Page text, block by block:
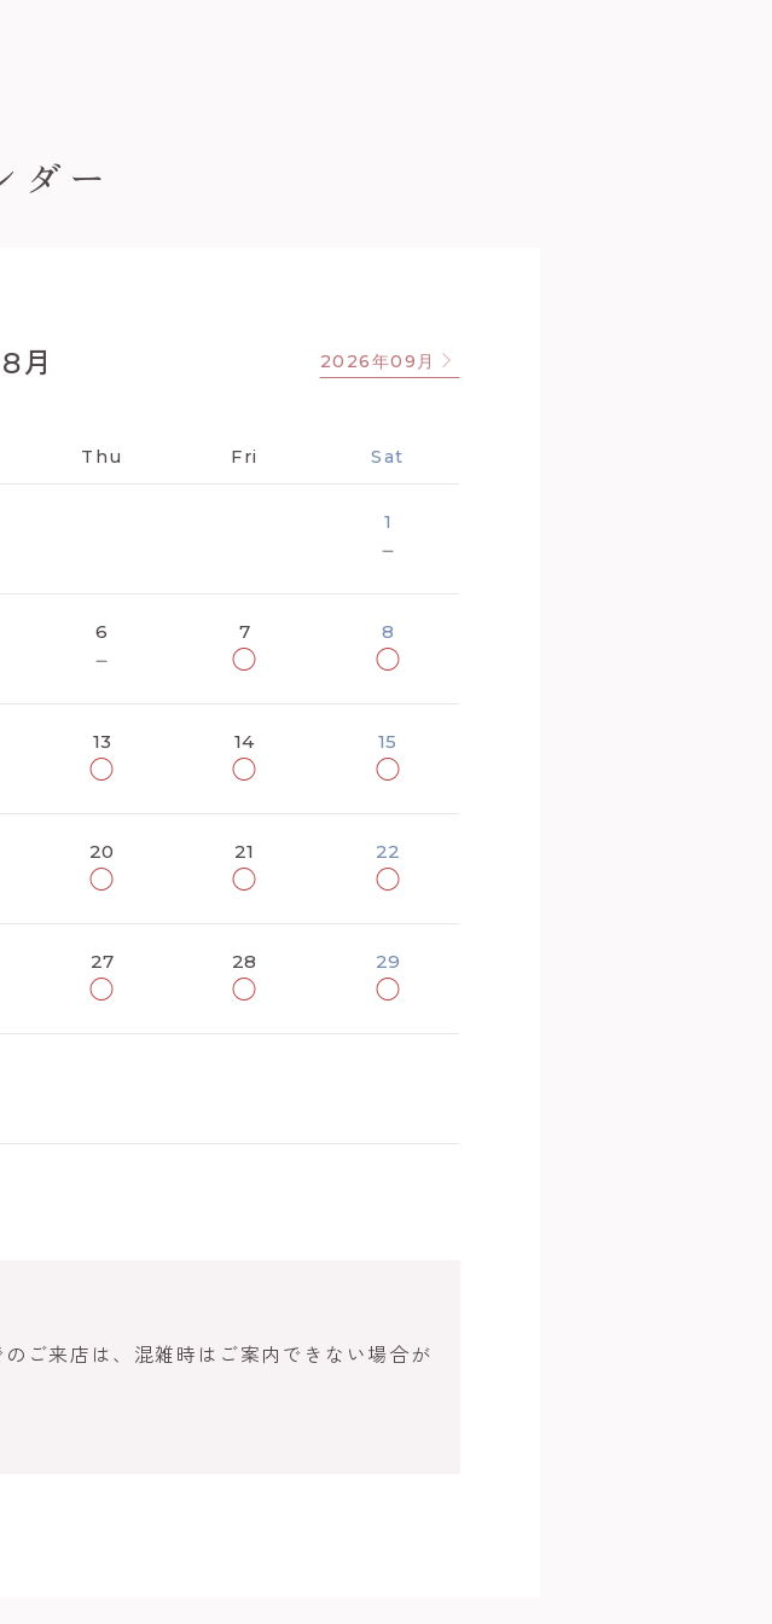
ダー
月 2026年09月
Thu Fri Sat
1
－
6
－
7
◯
8
◯
13
◯
14
◯
15
◯
20
◯
21
◯
22
◯
27
◯
28
◯
29
◯
ご来店は、混雑時はご案内できない場合が